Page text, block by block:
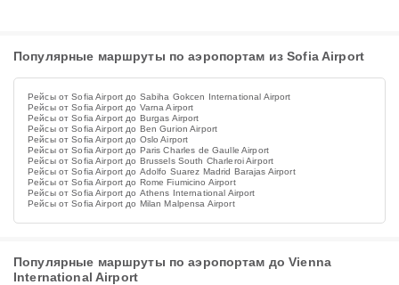
Популярные маршруты по аэропортам из Sofia Airport
Рейсы от Sofia Airport до Sabiha Gokcen International Airport
Рейсы от Sofia Airport до Varna Airport
Рейсы от Sofia Airport до Burgas Airport
Рейсы от Sofia Airport до Ben Gurion Airport
Рейсы от Sofia Airport до Oslo Airport
Рейсы от Sofia Airport до Paris Charles de Gaulle Airport
Рейсы от Sofia Airport до Brussels South Charleroi Airport
Рейсы от Sofia Airport до Adolfo Suarez Madrid Barajas Airport
Рейсы от Sofia Airport до Rome Fiumicino Airport
Рейсы от Sofia Airport до Athens International Airport
Рейсы от Sofia Airport до Milan Malpensa Airport
Популярные маршруты по аэропортам до Vienna
International Airport